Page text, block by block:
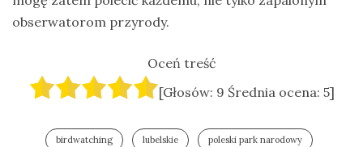
obserwatorom przyrody.
Oceń treść
[Głosów: 9 Średnia ocena: 5]
birdwatching lubelskie poleski park narodowy